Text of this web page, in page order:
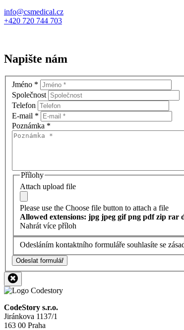
info@csmedical.cz
+420 720 744 703
Napište nám
Jméno *
Společnost
Telefon
E-mail *
Poznámka *
Přílohy
Attach upload file
Please use the Choose file button to attach a file
Allowed extensions: jpg jpeg gif png pdf zip rar
Nahrát více příloh
Odesláním kontaktního formuláře souhlasíte se
Odeslat formulář
CodeStory s.r.o.
Jiránkova 1137/1
163 00 Praha